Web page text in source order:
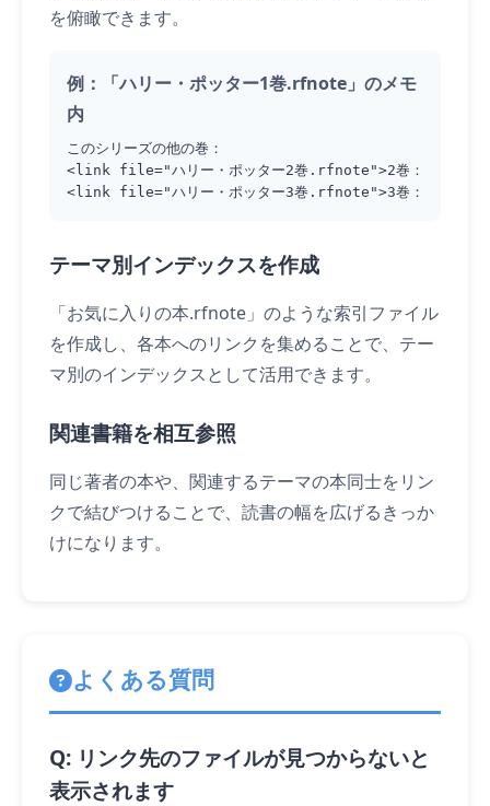
を俯瞰できます。
例：「ハリー・ポッター1巻.rfnote」のメモ
内
このシリーズの他の巻：
<link file="ハリー・ポッター2巻.rfnote">2巻：秘密の
<link file="ハリー・ポッター3巻.rfnote">3巻：アズカバ
テーマ別インデックスを作成
「お気に入りの本.rfnote」のような索引ファイル
を作成し、各本へのリンクを集めることで、テー
マ別のインデックスとして活用できます。
関連書籍を相互参照
同じ著者の本や、関連するテーマの本同士をリン
クで結びつけることで、読書の幅を広げるきっか
けになります。
よくある質問
Q: リンク先のファイルが見つからないと
表示されます